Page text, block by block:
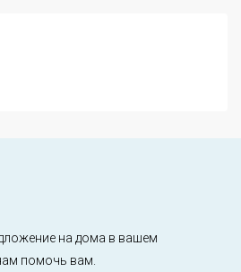
на дома в вашем
помочь вам.